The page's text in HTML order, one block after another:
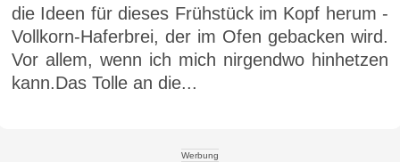
die Ideen für dieses Frühstück im Kopf herum -
Vollkorn-Haferbrei, der im Ofen gebacken wird.
Vor allem, wenn ich mich nirgendwo hinhetzen
kann.Das Tolle an die...
Werbung